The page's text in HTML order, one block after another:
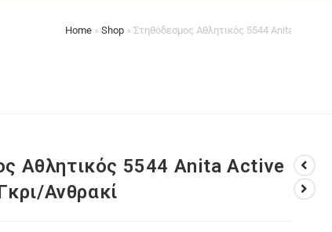
Home» Shop» Στηθόδεσμος Αθλητικός 5544 Anita Active
Αθλητικός 5544 Anita Active
Ανθρακί